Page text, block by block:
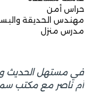
حراس أمن
مهندس الحديقة
مدرس منزل
في مستهل الحديث
أم ناصر مع مكتب